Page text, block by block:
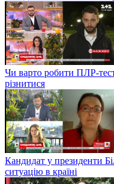
Чи варто робити ПЛР-
різнитися
Кандидат у президенти
ситуацію в країні